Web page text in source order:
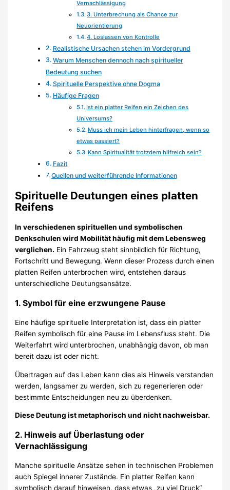
Vernachlässigung
3. Unterbrechung als Chance zur
Neuorientierung
4. Loslassen von Kontrolle
Realistische Ursachen stehen im Vordergrund
Warum Menschen dennoch nach spiritueller
Bedeutung suchen
Spirituelle Perspektive ohne Dogma
Häufige Fragen
Ist ein platter Reifen ein Zeichen des
Universums?
Muss ich mein Leben hinterfragen, wenn so
etwas passiert?
Kann Spiritualität trotzdem hilfreich sein?
Fazit
Quellen und weiterführende Informationen
Spirituelle Deutungen eines platten
Reifens
In verschiedenen spirituellen und symbolischen
Denkschulen wird Mobilität häufig mit dem Lebensweg
verglichen. Ein Fahrzeug steht sinnbildlich für Richtung,
Fortschritt und Bewegung. Wenn dieser Prozess durch einen
platten Reifen unterbrochen wird, entstehen daraus
unterschiedliche Deutungsansätze.
1. Symbol für eine erzwungene Pause
Eine häufige spirituelle Interpretation ist, dass ein platter
Reifen symbolisch für eine Pause im Lebensfluss steht. Die
Weiterfahrt wird unterbrochen, unabhängig davon, ob man
bereit dazu ist oder nicht.
Übertragen auf das Leben kann dies als Hinweis verstanden
werden, langsamer zu werden, sich zu regenerieren oder
bestimmte Entscheidungen neu zu überdenken.
Diese Deutung ist metaphorisch und nicht nachweisbar.
2. Hinweis auf Überlastung oder
Vernachlässigung
Manche spirituelle Ansätze sehen in technischen Problemen
auch Spiegel innerer Zustände. Ein platter Reifen kann
symbolisch darauf hinweisen, dass etwas „zu viel Druck“